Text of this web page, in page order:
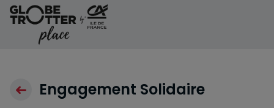
Aller au contenu
Engagement Solidaire